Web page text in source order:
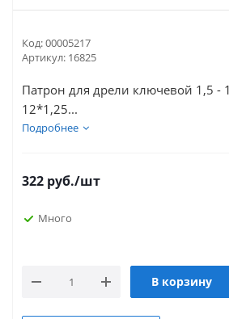
Код:00005217
Артикул: 16825
Патрон для дрели ключевой 1,5 -
12*1,25...
Подробнее
322 руб./шт
Много
В корзину